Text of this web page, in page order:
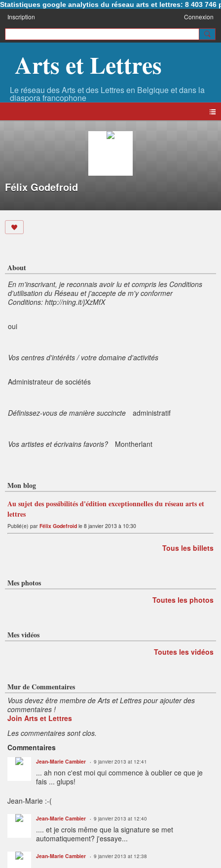
Statistiques google analytics du réseau arts et lettres: 8 403 746
Inscription Connexion
Arts et Lettres
Félix Godefroid
About
En m'inscrivant, je reconnais avoir lu et compris les Conditions
d'utilisation du Réseau et j'accepte de m'y conformer
Conditions: http://ning.it/jXzMfX
oui
Vos centres d'intérêts / votre domaine d'activités
Administrateur de sociétés
Définissez-vous de manière succincte administratif
Vos artistes et écrivains favoris? Montherlant
Mon blog
Au sujet des possibilités d'édition exceptionnelles du réseau arts et
lettres
Publié(e) par Félix Godefroid le 8 janvier 2013 à 10:30
Tous les billets
Mes photos
Toutes les photos
Mes vidéos
Toutes les vidéos
Mur de Commentaires
Vous devez être membre de Arts et Lettres pour ajouter des
commentaires !
Join Arts et Lettres
Les commentaires sont clos.
Commentaires
Jean-Marie Cambier 9 janvier 2013 at 12:41
... ah non c'est moi qui commence à oublier ce que je
fais ... glups!
Jean-Marie :-(
Jean-Marie Cambier 9 janvier 2013 at 12:40
.... et je crois même que la signature se met
automatiquement? j'essaye...
Jean-Marie Cambier 9 janvier 2013 at 12:38